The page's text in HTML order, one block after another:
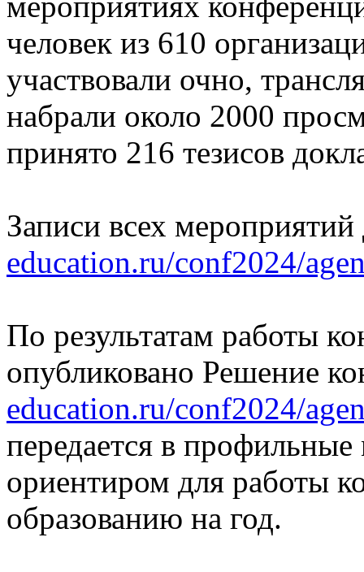
человек из 610
участвовали очно,
набрали около 2000
принято 216 тезисов
Записи всех
education.ru/conf2024/
По результатам работы
опубликовано Решение
education.ru/conf2024/
передается в профильные
ориентиром для работы
образованию на год.